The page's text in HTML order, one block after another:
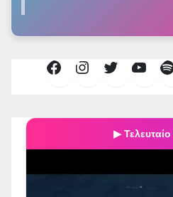
FacebookInstagramTwitter
▶ Τελευταίο